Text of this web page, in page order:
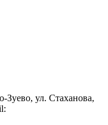
Зуево, ул. Стаханова,